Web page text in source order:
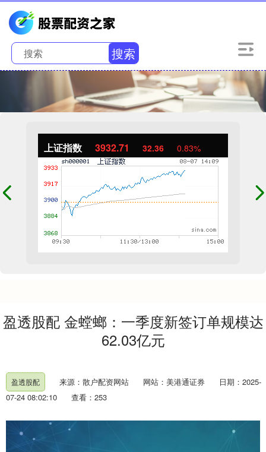
搜索
上证指数 3932.71 32.36 0.83%
盈透股配 金螳螂：一季度新签订单规模达
62.03亿元
盈透股配 来源：散户配资网站 网站：美港通证券
日期：2025-
07-24 08:02:10
查看：253